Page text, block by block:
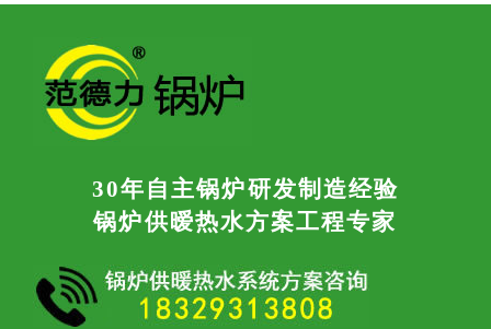
30年自主锅炉研发制造经验
锅炉供暧热水方案工程专家